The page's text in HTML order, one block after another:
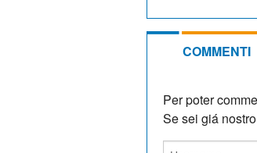
COMMENTI
Per poter
Se sei giá